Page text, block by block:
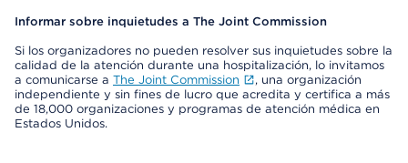
Informar sobre inquietudes a The Joint Commission
Si los organizadores no pueden resolver sus inquietudes sobre la
calidad de la atención durante una hospitalización, lo invitamos
a comunicarse a The Joint Commission
, una organización
independiente y sin fines de lucro que acredita y certifica a más
de 18,000 organizaciones y programas de atención médica en
Estados Unidos.